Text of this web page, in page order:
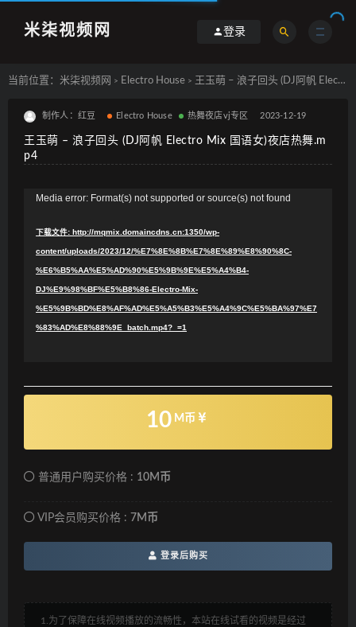
米柒视频网 登录
当前位置： 米柒视频网 > Electro House > 王玉萌 – 浪子回头 (DJ阿帆 Electro Mix 国语女)夜店热舞.mp4
制作人：红豆 Electro House 热舞夜店vj专区 2023-12-19
王玉萌 – 浪子回头 (DJ阿帆 Electro Mix 国语女)夜店热舞.m
p4
Media error: Format(s) not supported or source(s) not found
下载文件: http://mqmix.domaincdns.cn:1350/wp-
content/uploads/2023/12/%E7%8E%8B%E7%8E%89%E8%90%8C-
%E6%B5%AA%E5%AD%90%E5%9B%9E%E5%A4%B4-
DJ%E9%98%BF%E5%B8%86-Electro-Mix-
%E5%9B%BD%E8%AF%AD%E5%A5%B3%E5%A4%9C%E5%BA%97%E7
%83%AD%E8%88%9E_batch.mp4?_=1
10 M币
普通用户购买价格 : 10M币
VIP会员购买价格 : 7M币
登录后购买
1.为了保障在线视频播放的流畅性，本站在线试看的视频是经过